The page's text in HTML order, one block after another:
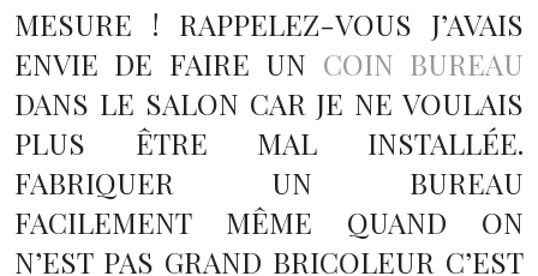
MESURE ! RAPPELEZ-VOUS J’AVAIS
ENVIE DE FAIRE UN COIN BUREAU
DANS LE SALON CAR JE NE VOULAIS
PLUS ÊTRE MAL INSTALLÉE.
FABRIQUER UN BUREAU
FACILEMENT MÊME QUAND ON
N’EST PAS GRAND BRICOLEUR C’EST